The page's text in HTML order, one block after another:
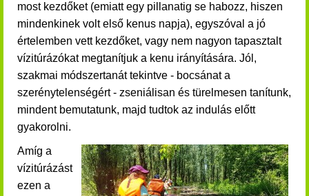
most kezdőket (emiatt egy pillanatig se habozz, hiszen
mindenkinek volt első kenus napja), egyszóval a jó
értelemben vett kezdőket, vagy nem nagyon tapasztalt
vízitúrázókat megtanítjuk a kenu irányítására. Jól,
szakmai módszertanát tekintve - bocsánat a
szerénytelenségért - zseniálisan és türelmesen tanítunk,
mindent bemutatunk, majd tudtok az indulás előtt
gyakorolni.
Amíg a
vízitúrázást
ezen a